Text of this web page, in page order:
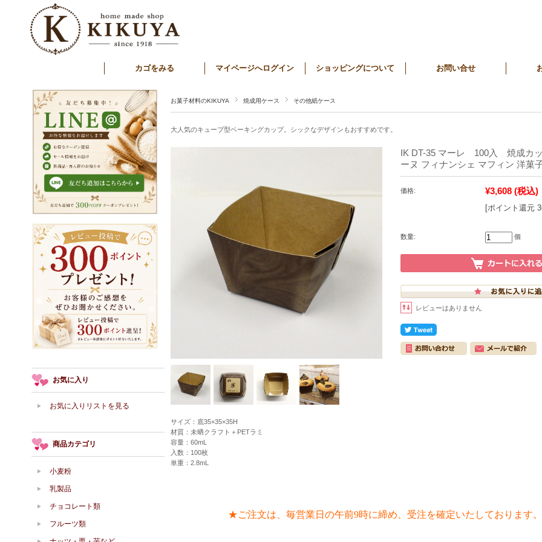
カゴをみる マイページへログイン ショッピングについて お問い合せ
お菓子材料のKIKUYA 焼成用ケース その他紙ケース
大人気のキューブ型ベーキングカップ。シックなデザインもおすすめです。
IK DT-35 マーレ 100入 焼成カ
ーヌ フィナンシェ マフィン 洋菓
価格: ¥3,608 (税込)
[ポイント還元
数量: 個
レビューはありません
サイズ：底35×35×35H
材質：未晒クラフト＋PETラミ
容量：60mL
入数：100枚
単重：2.8mL
★ご注文は、毎営業日の午前9時に締め、受注を確定いたしております。
お気に入り
お気に入りリストを見る
商品カテゴリ
小麦粉
乳製品
チョコレート類
フルーツ類